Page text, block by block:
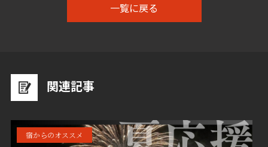
一覧に戻る
関連記事
宿からのオススメ